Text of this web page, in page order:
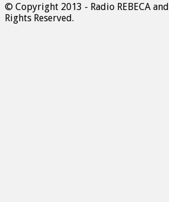
© Copyright 2013 - Radio REBECA and
Rights Reserved.